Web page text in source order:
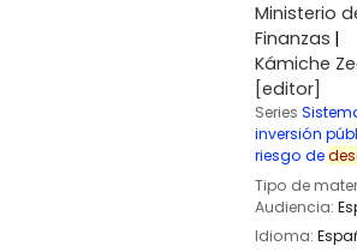
Ministerio
Finanzas
Kámiche
[editor]
Series
inversión
riesgo de
Tipo de
Audiencia:
Idioma: